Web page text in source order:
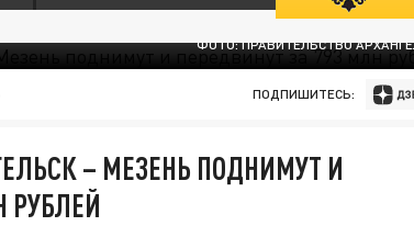
ФОТО: ПРАВИТЕЛЬСТВО
ПОДПИШИТЕСЬ:
– МЕЗЕНЬ ПОДНИМУТ И
РУБЛЕЙ